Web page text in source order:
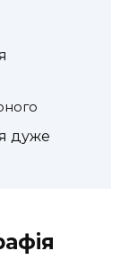
дуже